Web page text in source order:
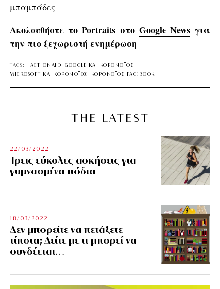
μπαμπάδες
Ακολουθήστε το Portraits στο Google Newsγια
την πιο ξεχωριστή ενημέρωση
TAGS: ACTIONAID
GOOGLE ΚΑΙ ΚΟΡΟΝΟΪΟΣ
MICROSOFT ΚΑΙ ΚΟΡΟΝΟΪΟΣ
ΚΟΡΟΝΟΪΟΣ FACEBOOK
THE LATEST
22/03/2022
Τρεις εύκολες ασκήσεις για
γυμνασμένα πόδια
18/03/2022
Δεν μπορείτε να πετάξετε
τίποτα; Δείτε με τι μπορεί να
συνδέεται…